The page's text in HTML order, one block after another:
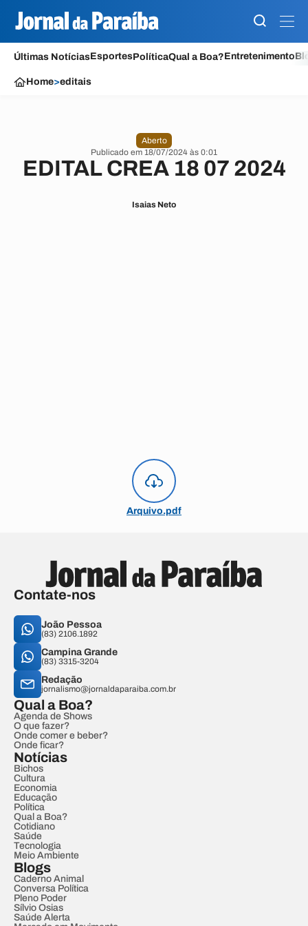
Últimas NotíciasEsportesPolíticaQual a Boa?Entretenimento
Home>editais
Aberto
Publicado em 18/07/2024 às 0:01
EDITAL CREA 18 07 2024
Isaias Neto
Arquivo.pdf
Contate-nos
João Pessoa
(83) 2106.1892
Campina Grande
(83) 3315-3204
Redação
jornalismo@jornaldaparaiba.com.br
Qual a Boa?
Agenda de Shows
O que fazer?
Onde comer e beber?
Onde ficar?
Notícias
Bichos
Cultura
Economia
Educação
Política
Qual a Boa?
Cotidiano
Saúde
Tecnologia
Meio Ambiente
Blogs
Caderno Animal
Conversa Política
Pleno Poder
Sílvio Osias
Saúde Alerta